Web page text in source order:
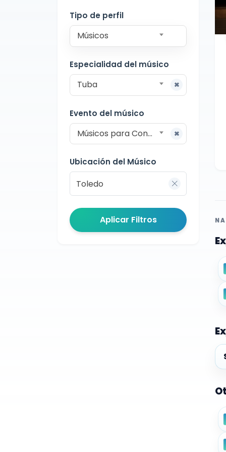
Toledo
Tipo de perfil
Músicos
Especialidad del músico
Tuba
Evento del músico
Músicos para Conciertos
Ubicación del Músico
Aplicar Filtros